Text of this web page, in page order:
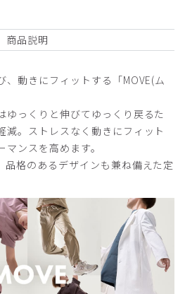
2025-03-08
体重:56-60kg
ツのシルエットきれいだと思いま
タックスクラブパンツ・MOVE/
商品説明
、動きにフィットする「MOVE(ム
ゆっくりと伸びてゆっくり戻るた
減。ストレスなく動きにフィット
ンスを高めます。
品格のあるデザインも兼ね備えた定